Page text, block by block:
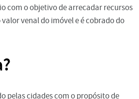
com o objetivo de arrecadar recursos
venal do imóvel e é cobrado do
pelas cidades com o propósito de